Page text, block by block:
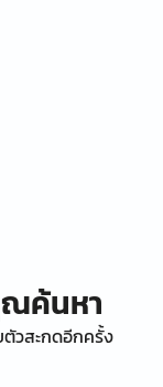
ค้นหา
วสะกดอีกครั้ง